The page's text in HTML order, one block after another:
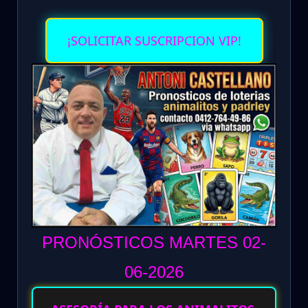
¡SOLICITAR SUSCRIPCION VIP!
PRONÓSTICOS MARTES 02-
06-2026